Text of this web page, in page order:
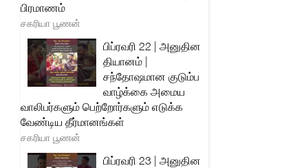
பிரமாணம்
சகரியா பூணன்
பிப்ரவரி 22 | அனுதின
தியானம் |
சந்தோஷமான குடும்ப
வாழ்க்கை அமைய
வாலிபர்களும் பெற்றோர்களும் எடுக்க
வேண்டிய தீர்மானங்கள்
சகரியா பூணன்
பிப்ரவரி 23 | அனுதின